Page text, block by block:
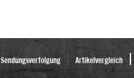
Sendungsverfolgung Artikelvergleich